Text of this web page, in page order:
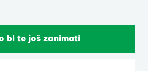
bi te još zanimati